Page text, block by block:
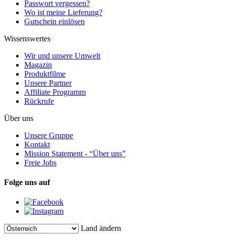
Passwort vergessen?
Wo ist meine Lieferung?
Gutschein einlösen
Wissenswertes
Wir und unsere Umwelt
Magazin
Produktfilme
Unsere Partner
Affiliate Programm
Rückrufe
Über uns
Unsere Gruppe
Kontakt
Mission Statement - “Über uns”
Freie Jobs
Folge uns auf
Land ändern